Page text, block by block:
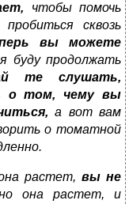
чтобы помочь
сквозь
вы можете
буду продолжать
те слушать,
о том, чему вы
а вот вам
о томатной
растет, вы не
она растет, и